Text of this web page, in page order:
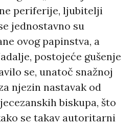
periferije, ljubitelji
jednostavno su
ovog papinstva, a
postojeće gušenje
se, unatoč snažnoj
njezin nastavak od
biskupa, što
se takav autoritarni